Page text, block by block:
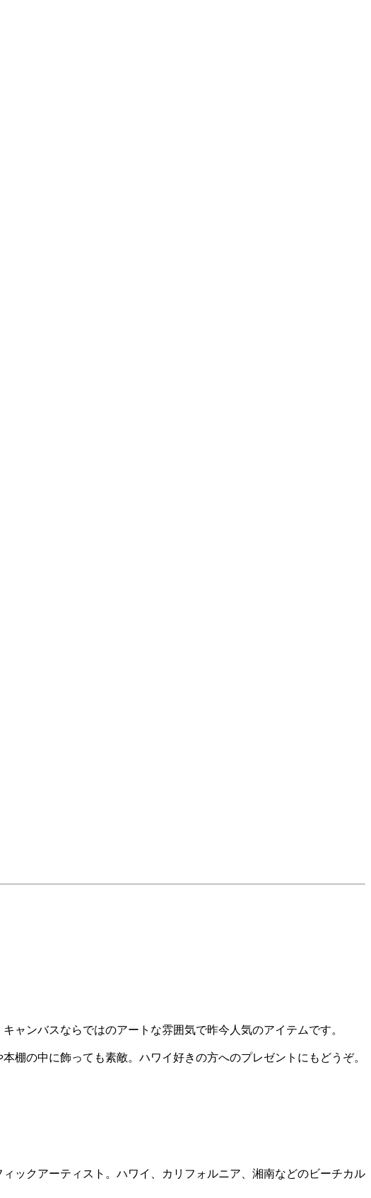
ャンバスならではのアートな雰囲気で昨今人気のアイテムです。
棚の中に飾っても素敵。ハワイ好きの方へのプレゼントにもどうぞ。
ックアーティスト。ハワイ、カリフォルニア、湘南などのビーチカル